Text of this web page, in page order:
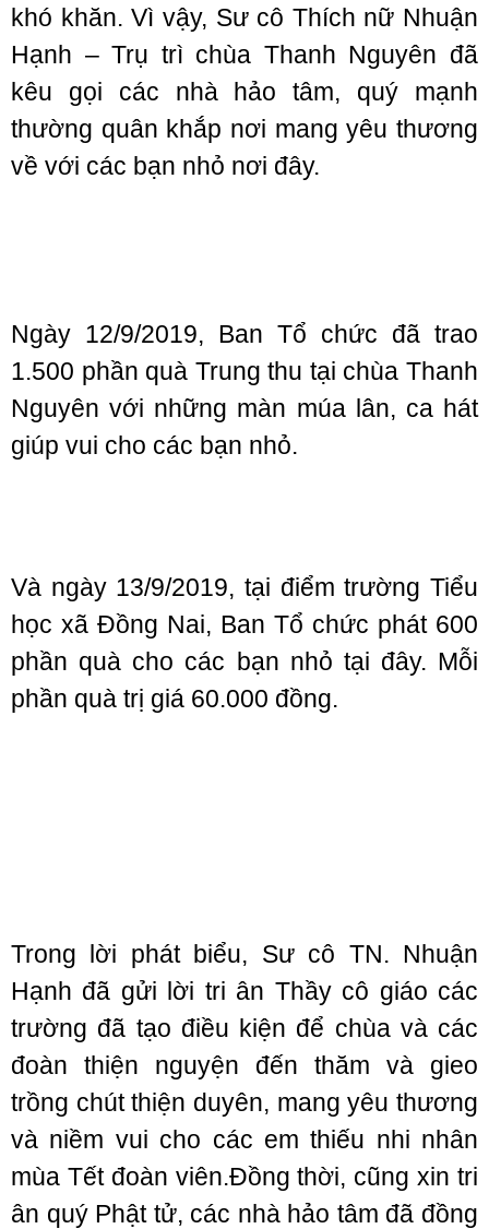
khó khăn. Vì vậy, Sư cô Thích nữ Nhuận
Hạnh – Trụ trì chùa Thanh Nguyên đã
kêu gọi các nhà hảo tâm, quý mạnh
thường quân khắp nơi mang yêu thương
về với các bạn nhỏ nơi đây.
Ngày 12/9/2019, Ban Tổ chức đã trao
1.500 phần quà Trung thu tại chùa Thanh
Nguyên với những màn múa lân, ca hát
giúp vui cho các bạn nhỏ.
Và ngày 13/9/2019, tại điểm trường Tiểu
học xã Đồng Nai, Ban Tổ chức phát 600
phần quà cho các bạn nhỏ tại đây. Mỗi
phần quà trị giá 60.000 đồng.
Trong lời phát biểu, Sư cô TN. Nhuận
Hạnh đã gửi lời tri ân Thầy cô giáo các
trường đã tạo điều kiện để chùa và các
đoàn thiện nguyện đến thăm và gieo
trồng chút thiện duyên, mang yêu thương
và niềm vui cho các em thiếu nhi nhân
mùa Tết đoàn viên.Đồng thời, cũng xin tri
ân quý Phật tử, các nhà hảo tâm đã đồng